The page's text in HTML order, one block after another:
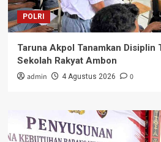
POLRI
Taruna Akpol Tanamkan Disiplin
Sekolah Rakyat Ambon
admin 4 Agustus 2026 0